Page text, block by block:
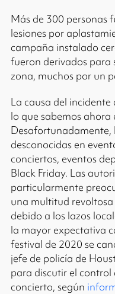
Más de 300 personas
lesiones por
campaña instalado
fueron derivados para
zona, muchos por un
La causa del
lo que sabemos ahora
Desafortunadamente,
desconocidas en
conciertos, eventos
Black Friday. Las
particularmente
una multitud
debido a los lazos
la mayor expectativa
festival de 2020 se
jefe de policía de
para discutir el
concierto, según